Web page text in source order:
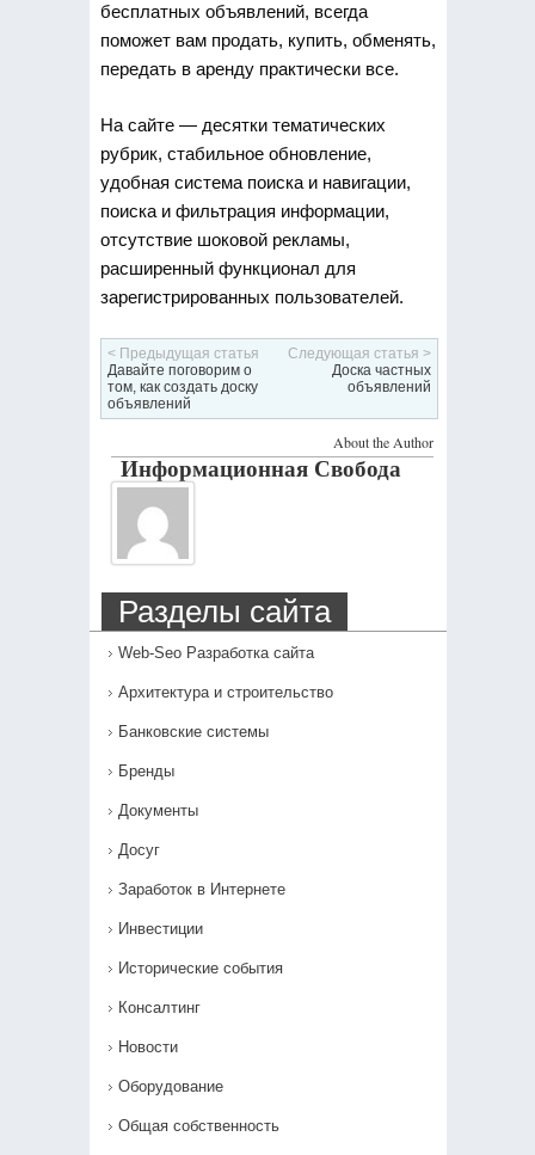
бесплатных объявлений, всегда
поможет вам продать, купить, обменять,
передать в аренду практически все.
На сайте — десятки тематических
рубрик, стабильное обновление,
удобная система поиска и навигации,
поиска и фильтрация информации,
отсутствие шоковой рекламы,
расширенный функционал для
зарегистрированных пользователей.
< Предыдущая статья
Давайте поговорим о
том, как создать доску
объявлений
Следующая статья >
Доска частных
объявлений
About the Author
Информационная Свобода
Разделы сайта
Web-Seo Разработка сайта
Архитектура и строительство
Банковские системы
Бренды
Документы
Досуг
Заработок в Интернете
Инвестиции
Исторические события
Консалтинг
Новости
Оборудование
Общая собственность